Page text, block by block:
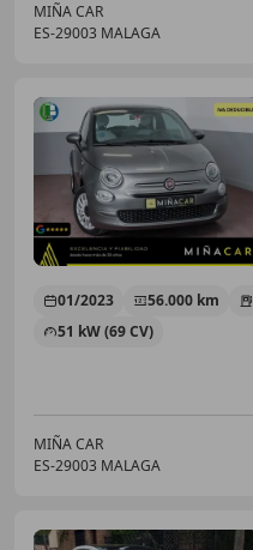
MIÑA CAR
ES-29003 MALAGA
01/2023 56.000 km
51 kW (69 CV)
MIÑA CAR
ES-29003 MALAGA